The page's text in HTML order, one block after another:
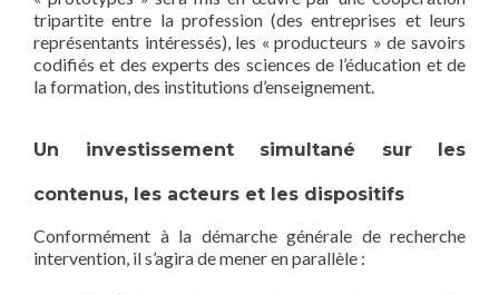
tripartite entre la profession (des entreprises et leurs
représentants intéressés), les « producteurs » de savoirs
codifiés et des experts des sciences de l’éducation et de
la formation, des institutions d’enseignement.
Un investissement simultané sur les
contenus, les acteurs et les dispositifs
Conformément à la démarche générale de recherche
intervention, il s’agira de mener en parallèle :